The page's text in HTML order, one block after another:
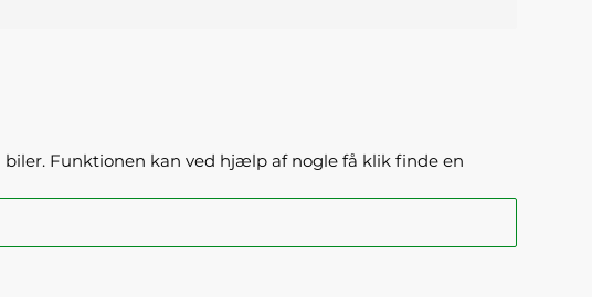
Funktionen kan ved hjælp af nogle få klik finde en